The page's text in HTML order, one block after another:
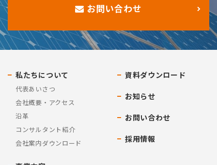
お問い合わせ
私たちについて
代表あいさつ
会社概要・アクセス
沿革
コンサルタント紹介
会社案内ダウンロード
資料ダウンロード
お知らせ
お問い合わせ
採用情報